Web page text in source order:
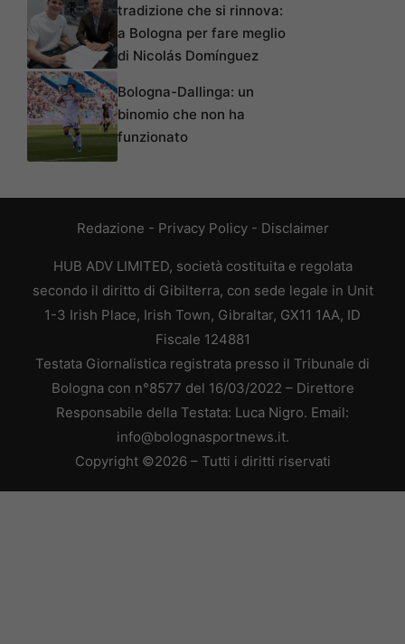
tradizione che si rinnova:
a Bologna per fare meglio
di Nicolás Domínguez
Bologna-Dallinga: un
binomio che non ha
funzionato
Redazione - Privacy Policy- Disclaimer
HUB ADV LIMITED, società costituita e regolata
secondo il diritto di Gibilterra, con sede legale in Unit
1-3 Irish Place, Irish Town, Gibraltar, GX11 1AA, ID
Fiscale 124881
Testata Giornalistica registrata presso il Tribunale di
Bologna con n°8577 del 16/03/2022 – Direttore
Responsabile della Testata: Luca Nigro. Email:
info@bolognasportnews.it.
Copyright ©2026 – Tutti i diritti riservati